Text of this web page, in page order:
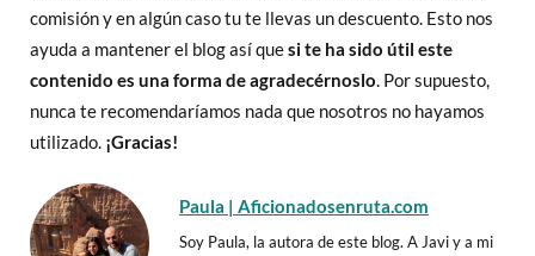
comisión y en algún caso tu te llevas un descuento. Esto nos
ayuda a mantener el blog así quesi te ha sido útil este
contenido es una forma de agradecérnoslo. Por supuesto,
nunca te recomendaríamos nada que nosotros no hayamos
utilizado. ¡Gracias!
Paula | Aficionadosenruta.com
Soy Paula, la autora de este blog. A Javi y a mi